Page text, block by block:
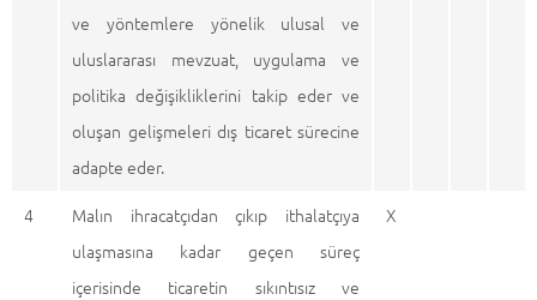
ve yöntemlere yönelik ulusal ve
uluslararası mevzuat, uygulama ve
politika değişikliklerini takip eder ve
oluşan gelişmeleri dış ticaret sürecine
adapte eder.
4
Malın ihracatçıdan çıkıp ithalatçıya
ulaşmasına kadar geçen süreç
içerisinde ticaretin sıkıntısız ve
X